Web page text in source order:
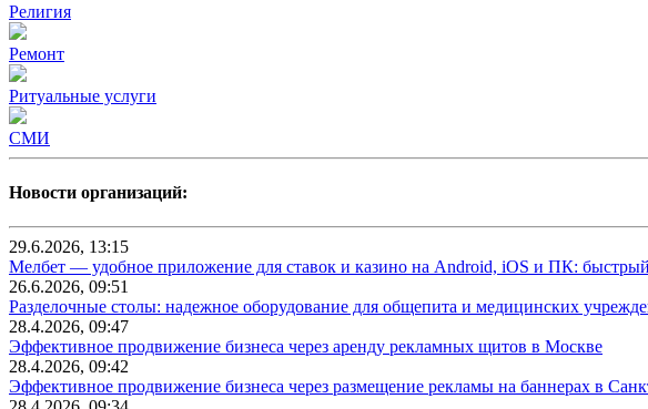
Религия
Ремонт
Ритуальные услуги
СМИ
Новости организаций:
29.6.2026, 13:15
Мелбет — удобное приложение для ставок и казино на Android, iOS и ПК:
26.6.2026, 09:51
Разделочные столы: надежное оборудование для общепита и медицинских
28.4.2026, 09:47
Эффективное продвижение бизнеса через аренду рекламных щитов в Москве
28.4.2026, 09:42
Эффективное продвижение бизнеса через размещение рекламы на баннерах в